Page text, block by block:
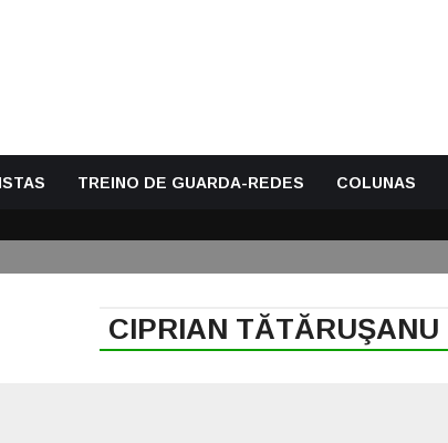
TREINO DE GUARDA-REDES COLUNAS
CIPRIAN TĂTĂRUŞANU